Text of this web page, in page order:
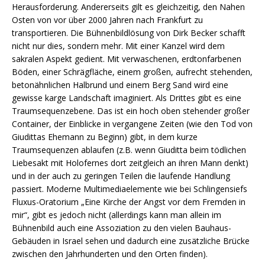
Herausforderung. Andererseits gilt es gleichzeitig, den Nahen
Osten von vor über 2000 Jahren nach Frankfurt zu
transportieren. Die Bühnenbildlösung von Dirk Becker schafft
nicht nur dies, sondern mehr. Mit einer Kanzel wird dem
sakralen Aspekt gedient. Mit verwaschenen, erdtonfarbenen
Böden, einer Schrägfläche, einem großen, aufrecht stehenden,
betonähnlichen Halbrund und einem Berg Sand wird eine
gewisse karge Landschaft imaginiert. Als Drittes gibt es eine
Traumsequenzebene. Das ist ein hoch oben stehender großer
Container, der Einblicke in vergangene Zeiten (wie den Tod von
Giudittas Ehemann zu Beginn) gibt, in dem kurze
Traumsequenzen ablaufen (z.B. wenn Giuditta beim tödlichen
Liebesakt mit Holofernes dort zeitgleich an ihren Mann denkt)
und in der auch zu geringen Teilen die laufende Handlung
passiert. Moderne Multimediaelemente wie bei Schlingensiefs
Fluxus-Oratorium „Eine Kirche der Angst vor dem Fremden in
mir“, gibt es jedoch nicht (allerdings kann man allein im
Bühnenbild auch eine Assoziation zu den vielen Bauhaus-
Gebäuden in Israel sehen und dadurch eine zusätzliche Brücke
zwischen den Jahrhunderten und den Orten finden).